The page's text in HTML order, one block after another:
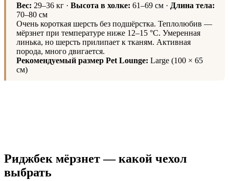
Вес: 29–36 кг · Высота в холке: 61–69 см · Длина тела:
70–80 см
Очень короткая шерсть без подшёрстка. Теплолюбив —
мёрзнет при температуре ниже 12–15 °C. Умеренная
линька, но шерсть прилипает к тканям. Активная
порода, много двигается.
Рекомендуемый размер Pet Lounge: Large (100 × 65
см)
Риджбек мёрзнет — какой чехол
выбрать